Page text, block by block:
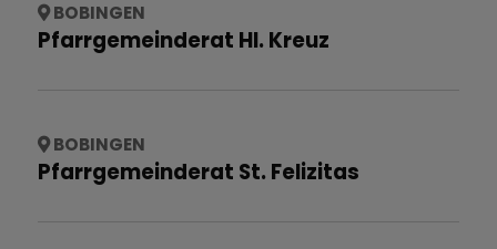
BOBINGEN
Pfarrgemeinderat Hl. Kreuz
BOBINGEN
Pfarrgemeinderat St. Felizitas